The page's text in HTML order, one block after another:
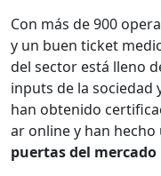
Con más de 900
y un buen tick­et
del sec­tor está lleno
inputs de la sociedad
han obtenido
ar online y han
puer­tas del